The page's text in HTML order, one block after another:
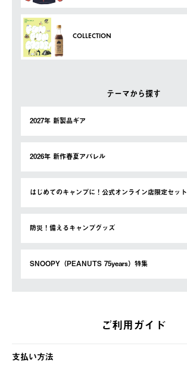
COLLECTION
テーマから探す
2027年 新製品ギア
2026年 新作春夏アパレル
はじめてのキャンプに！公式オンライン店限定セット
防災！備えるキャンプグッズ
SNOOPY（PEANUTS 75years）特集
ご利用ガイド
支払い方法